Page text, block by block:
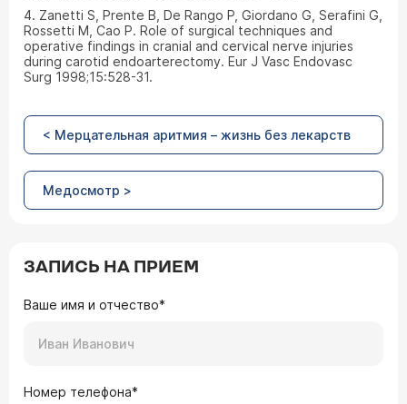
4. Zanetti S, Prente B, De Rango P, Giordano G, Serafini G,
Rossetti M, Cao P. Role of surgical techniques and
operative findings in cranial and cervical nerve injuries
during carotid endoarterectomy. Eur J Vasc Endovasc
Surg 1998;15:528-31.
< Мерцательная аритмия – жизнь без лекарств
Медосмотр >
ЗАПИСЬ НА ПРИЕМ
Ваше имя и отчество*
Номер телефона*